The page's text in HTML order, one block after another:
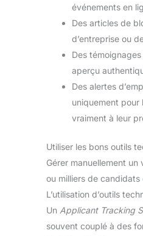
événements en
Des articles de
d’entreprise ou
Des
aperçu
Des alertes
uniquement pour
vraiment à leur
Utiliser les bons outils
Gérer manuellement
ou milliers de
L’utilisation d’outils
Un Applicant Tracking
souvent couplé à des